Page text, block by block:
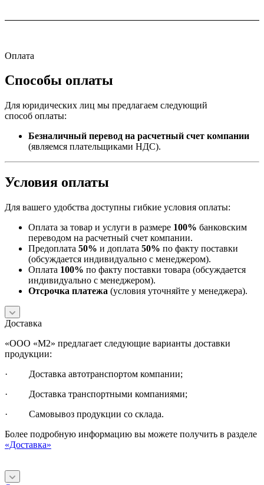
Оплата
Способы оплаты
Для юридических лиц мы предлагаем следующий
способ оплаты:
Безналичный перевод на расчетный счет компании
(являемся плательщиками НДС).
Условия оплаты
Для вашего удобства доступны гибкие условия оплаты:
Оплата за товар и услуги в размере 100% банковским
переводом на расчетный счет компании.
Предоплата 50% и доплата 50% по факту поставки
(обсуждается индивидуально с менеджером).
Оплата 100% по факту поставки товара (обсуждается
индивидуально с менеджером).
Отсрочка платежа (условия уточняйте у менеджера).
Доставка
«ООО «М2» предлагает следующие варианты доставки
продукции:
· Доставка автотранспортом компании;
· Доставка транспортными компаниями;
· Самовывоз продукции со склада.
Более подробную информацию вы можете получить в разделе
«Доставка»